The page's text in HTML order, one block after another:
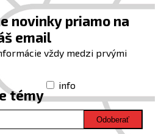
novinky priamo na
email
vždy medzi prvými
témy
info
Odoberať